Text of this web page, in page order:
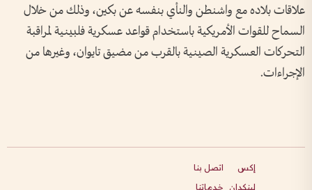
علاقات بلاده مع واشنطن والنأي بنفسه عن بكين، وذلك من خلال
السماح للقوات الأمريكية باستخدام قواعد عسكرية فلبينية لمراقبة
التحركات العسكرية الصينية بالقرب من مضيق تايوان، وغيرها من
الإجراءات.
إكس
لينكدإن
اتصل بنا
خدماتنا